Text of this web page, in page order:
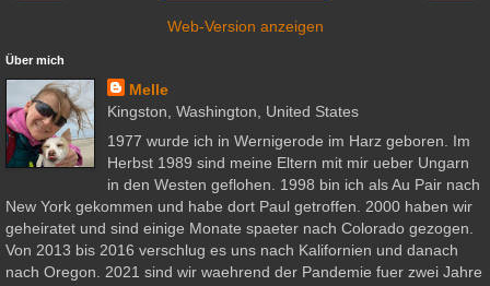
Web-Version anzeigen
Über mich
Melle
Kingston, Washington, United States
1977 wurde ich in Wernigerode im Harz geboren. Im
Herbst 1989 sind meine Eltern mit mir ueber Ungarn
in den Westen geflohen. 1998 bin ich als Au Pair nach
New York gekommen und habe dort Paul getroffen. 2000 haben wir
geheiratet und sind einige Monate spaeter nach Colorado gezogen.
Von 2013 bis 2016 verschlug es uns nach Kalifornien und danach
nach Oregon. 2021 sind wir waehrend der Pandemie fuer zwei Jahre